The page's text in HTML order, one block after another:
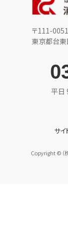
〒111-0051
東京都台
平日
サ
Copyright ©（